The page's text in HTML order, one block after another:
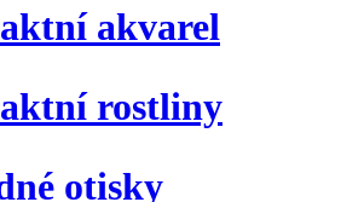
akvarel
rostliny
otisky